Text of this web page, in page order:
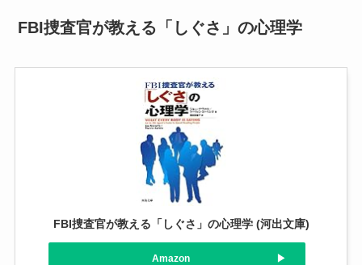
FBI捜査官が教える「しぐさ」の心理学
FBI捜査官が教える「しぐさ」の心理学 (河出文庫)
Amazon